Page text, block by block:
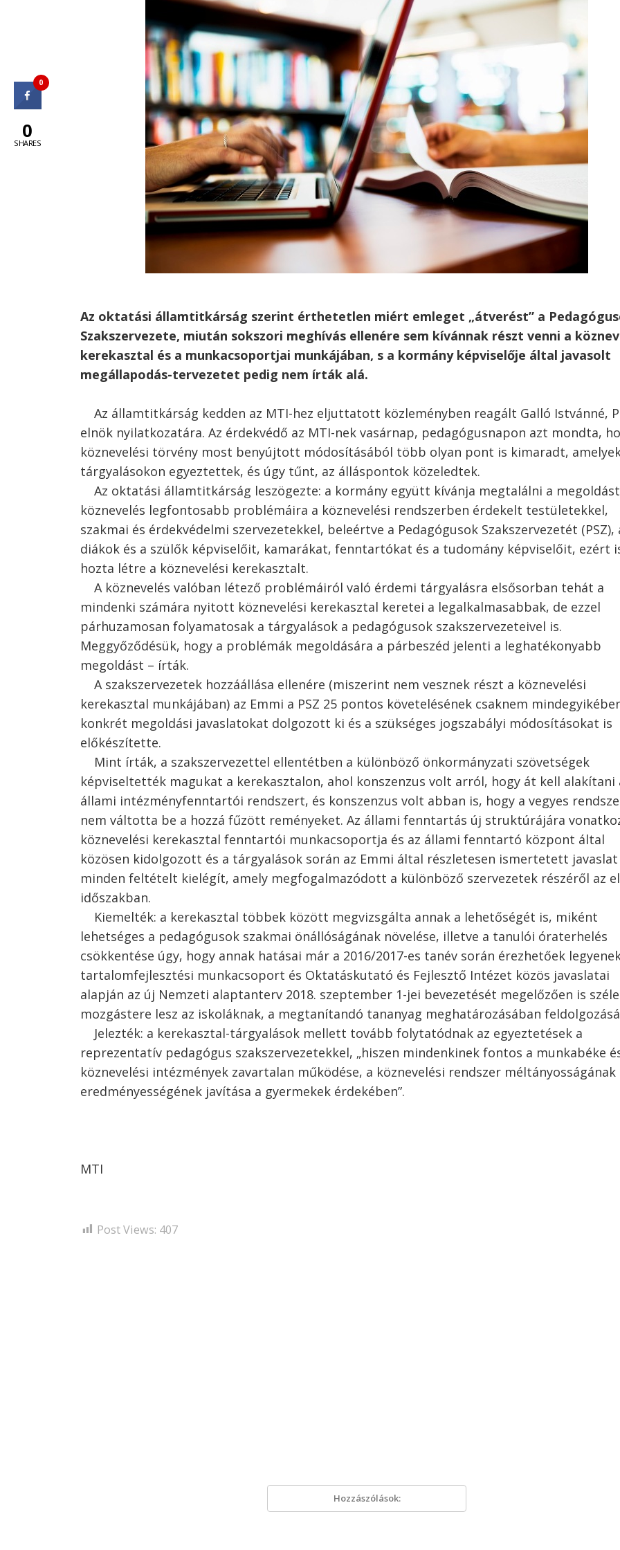
Az oktatási államtitkárság szerint érthetetlen miért emleget „átverést” a
Szakszervezete, miután sokszori meghívás ellenére sem kívánnak részt venni a
kerekasztal és a munkacsoportjai munkájában, s a kormány képviselője által javasolt
megállapodás-tervezetet pedig nem írták alá.
Az államtitkárság kedden az MTI-hez eljuttatott közleményben reagált Galló Istvánné,
elnök nyilatkozatára. Az érdekvédő az MTI-nek vasárnap, pedagógusnapon azt mondta,
köznevelési törvény most benyújtott módosításából több olyan pont is kimaradt,
tárgyalásokon egyeztettek, és úgy tűnt, az álláspontok közeledtek.
Az oktatási államtitkárság leszögezte: a kormány együtt kívánja megtalálni a
köznevelés legfontosabb problémáira a köznevelési rendszerben érdekelt testületekkel,
szakmai és érdekvédelmi szervezetekkel, beleértve a Pedagógusok Szakszervezetét (PSZ),
diákok és a szülők képviselőit, kamarákat, fenntartókat és a tudomány képviselőit, ezért
hozta létre a köznevelési kerekasztalt.
A köznevelés valóban létező problémáiról való érdemi tárgyalásra elsősorban tehát a
mindenki számára nyitott köznevelési kerekasztal keretei a legalkalmasabbak, de ezzel
párhuzamosan folyamatosak a tárgyalások a pedagógusok szakszervezeteivel is.
Meggyőződésük, hogy a problémák megoldására a párbeszéd jelenti a leghatékonyabb
megoldást – írták.
A szakszervezetek hozzáállása ellenére (miszerint nem vesznek részt a köznevelési
kerekasztal munkájában) az Emmi a PSZ 25 pontos követelésének csaknem
konkrét megoldási javaslatokat dolgozott ki és a szükséges jogszabályi módosításokat is
előkészítette.
Mint írták, a szakszervezettel ellentétben a különböző önkormányzati szövetségek
képviseltették magukat a kerekasztalon, ahol konszenzus volt arról, hogy át kell alakítani
állami intézményfenntartói rendszert, és konszenzus volt abban is, hogy a vegyes
nem váltotta be a hozzá fűzött reményeket. Az állami fenntartás új struktúrájára
köznevelési kerekasztal fenntartói munkacsoportja és az állami fenntartó központ által
közösen kidolgozott és a tárgyalások során az Emmi által részletesen ismertetett javaslat
minden feltételt kielégít, amely megfogalmazódott a különböző szervezetek részéről az
időszakban.
Kiemelték: a kerekasztal többek között megvizsgálta annak a lehetőségét is, miként
lehetséges a pedagógusok szakmai önállóságának növelése, illetve a tanulói óraterhelés
csökkentése úgy, hogy annak hatásai már a 2016/2017-es tanév során érezhetőek
tartalomfejlesztési munkacsoport és Oktatáskutató és Fejlesztő Intézet közös javaslatai
alapján az új Nemzeti alaptanterv 2018. szeptember 1-jei bevezetését megelőzően is
mozgástere lesz az iskoláknak, a megtanítandó tananyag meghatározásában
Jelezték: a kerekasztal-tárgyalások mellett tovább folytatódnak az egyeztetések a
reprezentatív pedagógus szakszervezetekkel, „hiszen mindenkinek fontos a munkabéke
köznevelési intézmények zavartalan működése, a köznevelési rendszer méltányosságának
eredményességének javítása a gyermekek érdekében”.
MTI
Post Views: 407
Hozzászólások:
0
0
SHARES